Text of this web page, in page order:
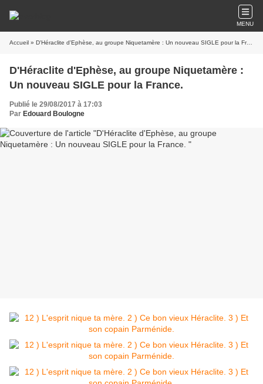
MENU
Accueil » D'Héraclite d'Ephèse, au groupe Niquetamère : Un nouveau SIGLE pour la France.
D'Héraclite d'Ephèse, au groupe Niquetamère :
Un nouveau SIGLE pour la France.
Publié le 29/08/2017 à 17:03
Par Edouard Boulogne